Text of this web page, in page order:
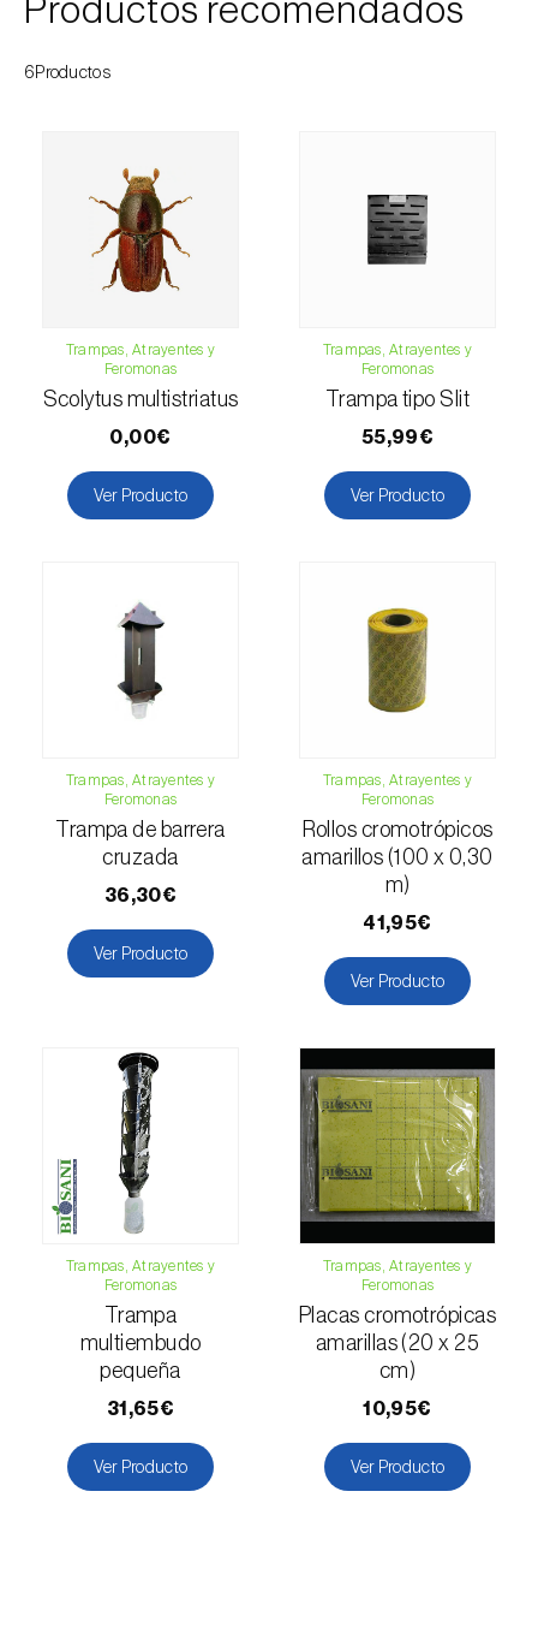
Productos recomendados
6Productos
Trampas, Atrayentes y
Feromonas
Scolytus multistriatus
0,00€
Ver Producto
Trampas, Atrayentes y
Feromonas
Trampa tipo Slit
55,99€
Ver Producto
Trampas, Atrayentes y
Feromonas
Trampa de barrera
cruzada
36,30€
Ver Producto
Trampas, Atrayentes y
Feromonas
Rollos cromotrópicos
amarillos (100 x 0,30
m)
41,95€
Ver Producto
Trampas, Atrayentes y
Feromonas
Trampa
multiembudo
pequeña
31,65€
Ver Producto
Trampas, Atrayentes y
Feromonas
Placas cromotrópicas
amarillas (20 x 25
cm)
10,95€
Ver Producto